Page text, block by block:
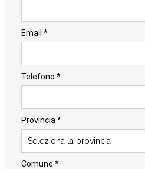
Email *
Telefono *
Provincia *
Seleziona la provincia
Comune *